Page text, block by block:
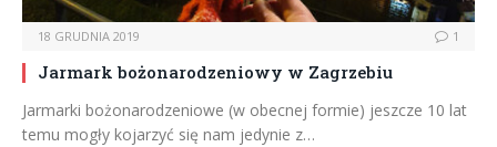
18 GRUDNIA 2019 1
Jarmark bożonarodzeniowy w Zagrzebiu
Jarmarki bożonarodzeniowe (w obecnej formie) jeszcze 10 lat
temu mogły kojarzyć się nam jedynie z…